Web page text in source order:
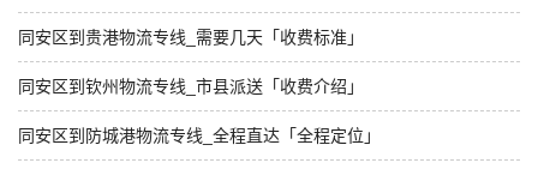
同安区到贵港物流专线_需要几天「收费标准」
同安区到钦州物流专线_市县派送「收费介绍」
同安区到防城港物流专线_全程直达「全程定位」